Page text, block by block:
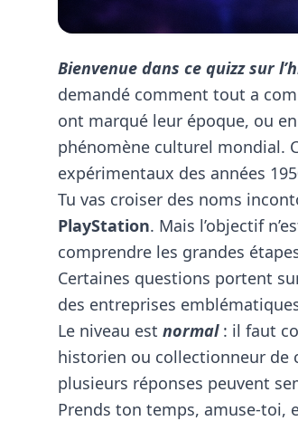
Bienvenue dans ce quizz sur
demandé comment tout a
ont marqué leur époque, ou
phénomène culturel mondial.
expérimentaux des années
Tu vas croiser des noms
PlayStation. Mais l’objectif
comprendre les grandes
Certaines questions portent
des entreprises
Le niveau est normal: il faut
historien ou collectionneur de
plusieurs réponses peuvent
Prends ton temps, amuse-toi,